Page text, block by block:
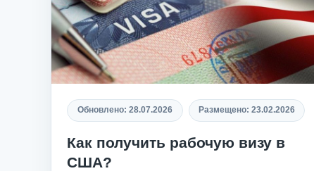
Обновлено: 28.07.2026 Размещено: 23.02.2026
Как получить рабочую визу в
США?